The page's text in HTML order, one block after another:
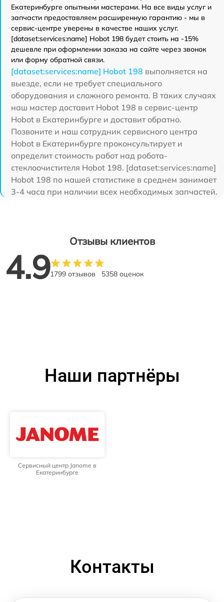
Екатеринбурге опытными мастерами. На все виды услуг и
запчасти предоставляем расширенную гарантию - мы в
сервис-центре уверены в качестве наших услуг.
[dataset:services:name] Hobot 198 будет стоить на -15%
дешевле при оформлении заказа на сайте через звонок
или форму обратной связи.
[dataset:services:name] Hobot 198 выполняется на
выезде, если не требует специального
оборудования и сложного ремонта. В таких случаях
наш мастер доставит Hobot 198 в сервис-центр
Hobot в Екатеринбурге и доставит обратно.
Позвоните и наш сотрудник сервисного центра
Hobot в Екатеринбурге проконсультирует и
определит стоимость работ над робота-
стеклоочистителя Hobot 198. [dataset:services:name]
Hobot 198 по нашей статистике в среднем занимает
3-4 часа при наличии всех необходимых запчастей.
Отзывы клиентов
4.91799 отзывов 5358 оценок
Наши партнёры
Сервисный центр Janome в
Екатеринбурге
Контакты